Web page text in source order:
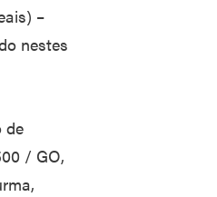
–
nestes
de
/ GO,